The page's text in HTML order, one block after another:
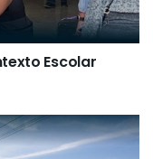
Escolar